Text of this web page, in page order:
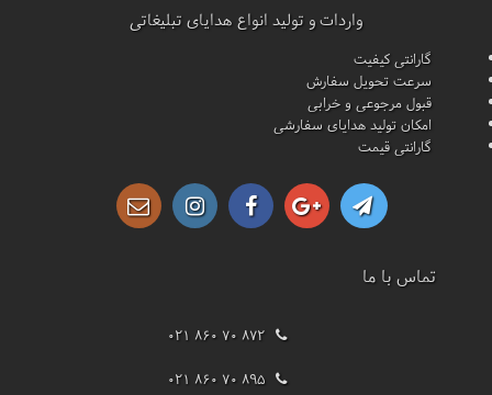
واردات و تولید انواع هدایای تبلیغاتی
گارانتی کیفیت
سرعت تحویل سفارش
قبول مرجوعی و خرابی
امکان تولید هدایای سفارشی
گارانتی قیمت
تماس با ما
021 860 70 872
021 860 70 895